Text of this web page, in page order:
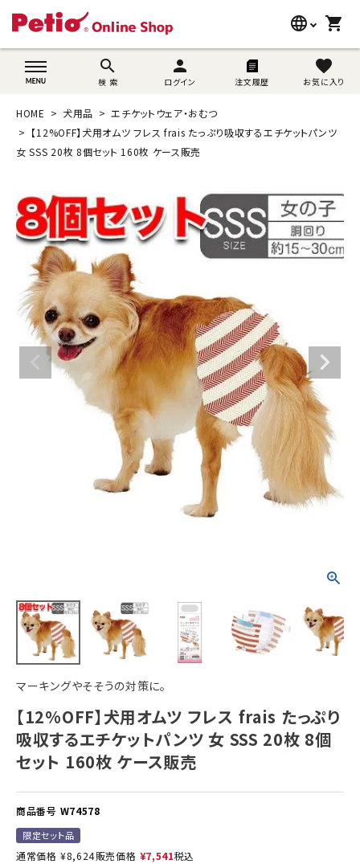
language
wovn-lang-name
shopping_cart
search
検 索
person
ログイン 注文履歴
favorite
お気に入り
search
猫用品
ブランド別に探す
目的別に探す
SNS
ご利用案内
ACCOUNT MENU
ようこそ ゲスト 様
person 新規会員登録
HOME 犬用品
エチケットウェア・おむつ
【12%OFF】犬用オムツ フレス frais たっぷり吸収するエチケットパンツ
女 SSS 20枚 8個セット 160枚 ケース販売
マーキングやそそうの対策に。
【12%OFF】犬用オムツ フレス frais たっぷり
吸収するエチケットパンツ 女 SSS 20枚 8個
セット 160枚 ケース販売
商品番号 W74578
限定セット品
通常価格 ¥8,624販売価格 ¥7,541税込